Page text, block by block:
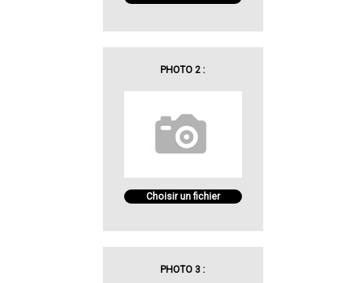
PHOTO 2 :
Choisir un fichier
PHOTO 3 :